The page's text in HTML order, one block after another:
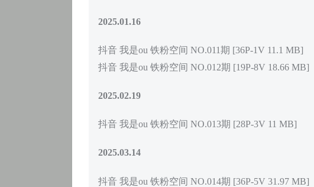
2025.01.16
抖音 我是ou 铁粉空间 NO.011期 [36P-1V 11.1 MB]
抖音 我是ou 铁粉空间 NO.012期 [19P-8V 18.66 MB]
2025.02.19
抖音 我是ou 铁粉空间 NO.013期 [28P-3V 11 MB]
2025.03.14
抖音 我是ou 铁粉空间 NO.014期 [36P-5V 31.97 MB]